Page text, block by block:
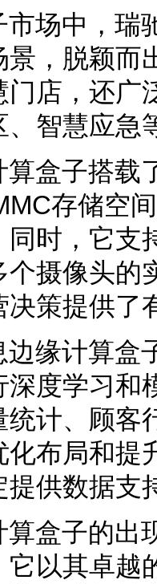
场中，瑞
，脱颖而
店，还广
、智慧应急
盒子搭载
存储空
时，它支
摄像头的
决策提供了
边缘计算盒
度学习和
统计、顾客
布局和提
提供数据支
盒子的出
以其卓越